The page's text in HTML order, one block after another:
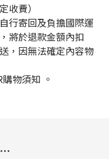
收費）
行寄回及負擔國際運
將於退款金額內扣
，因無法確定內容物
購物須知 。